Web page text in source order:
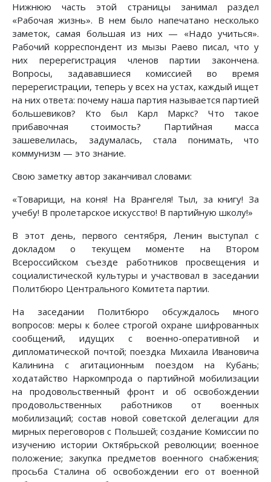
Нижнюю часть этой страницы занимал раздел
«Рабочая жизнь». В нем было напечатано несколько
заметок, самая большая из них — «Надо учиться».
Рабочий корреспондент из мызы Раево писал, что у
них перерегистрация членов партии закончена.
Вопросы, задававшиеся комиссией во время
перерегистрации, теперь у всех на устах, каждый ищет
на них ответа: почему наша партия называется партией
большевиков? Кто был Карл Маркс? Что такое
прибавочная стоимость? Партийная масса
зашевелилась, задумалась, стала понимать, что
коммунизм — это знание.
Свою заметку автор заканчивал словами:
«Товарищи, на коня! На Врангеля! Тыл, за книгу! За
учебу! В пролетарское искусство! В партийную школу!»
В этот день, первого сентября, Ленин выступал с
докладом о текущем моменте на Втором
Всероссийском съезде работников просвещения и
социалистической культуры и участвовал в заседании
Политбюро Центрального Комитета партии.
На заседании Политбюро обсуждалось много
вопросов: меры к более строгой охране шифрованных
сообщений, идущих с военно-оперативной и
дипломатической почтой; поездка Михаила Ивановича
Калинина с агитационным поездом на Кубань;
ходатайство Наркомпрода о партийной мобилизации
на продовольственный фронт и об освобождении
продовольственных работников от военных
мобилизаций; состав новой советской делегации для
мирных переговоров с Польшей; создание Комиссии по
изучению истории Октябрьской революции; военное
положение; закупка предметов военного снабжения;
просьба Сталина об освобождении его от военной